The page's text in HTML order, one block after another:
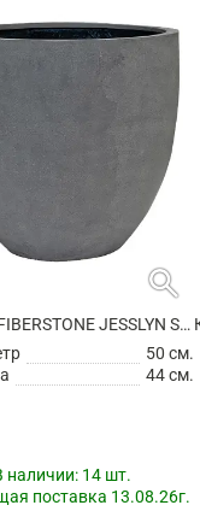
search
КАШПО FIBERSTONE JESSLYN S GREY
50 см.
44 см.
наличии: 14 шт.
поставка 13.08.26г.